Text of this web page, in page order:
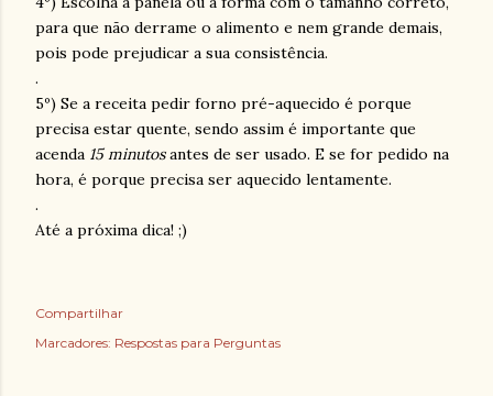
para que não derrame o alimento e nem grande demais,
pois pode prejudicar a sua consistência.
.
5º) Se a receita pedir forno pré-aquecido é porque
precisa estar quente, sendo assim é importante que
acenda 15 minutosantes de ser usado. E se for pedido na
hora, é porque precisa ser aquecido lentamente.
.
Até a próxima dica! ;)
Compartilhar
Marcadores: Respostas para Perguntas